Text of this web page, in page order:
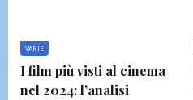
VARIE
I film più visti al cinema
nel 2024: l’analisi